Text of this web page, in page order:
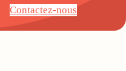
Contactez-nous